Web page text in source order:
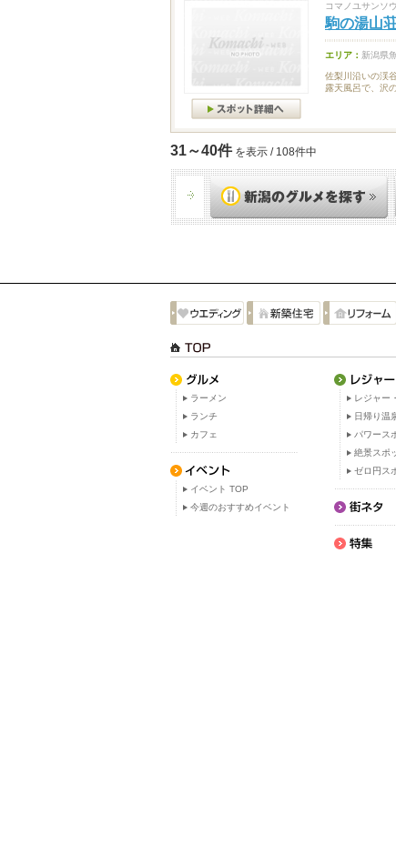
コマノユサンソウ
駒の湯山
エリア： 新潟県
佐梨川沿いの渓
露天風呂で、沢
31～40件 を表示 / 108件中
ラーメン
ランチ
カフェ
イベント TOP
今週のおすすめイベント
レジャー
日帰り温
パワース
絶景スポ
ゼロ円ス